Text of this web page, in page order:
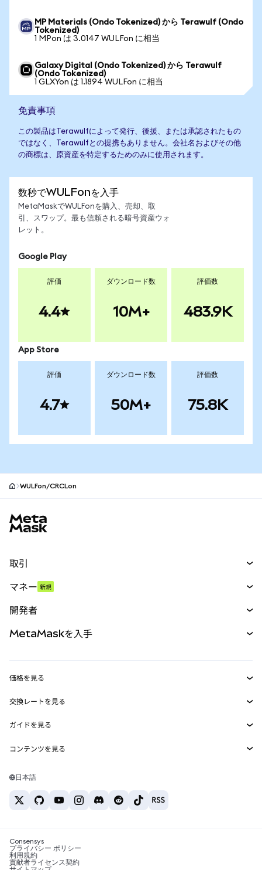
MP Materials (Ondo Tokenized) から Terawulf (Ondo
Tokenized)
1 MPon は 3.0147 WULFon に相当
Galaxy Digital (Ondo Tokenized) から Terawulf
(Ondo Tokenized)
1 GLXYon は 1.1894 WULFon に相当
免責事項
この製品はTerawulfによって発行、後援、または承認されたもの
ではなく、Terawulfとの提携もありません。会社名およびその他
の商標は、原資産を特定するためのみに使用されます。
数秒でWULFonを入手
MetaMaskでWULFonを購入、売却、取
引、スワップ。最も信頼される暗号資産ウォ
レット。
Google Play
評価
4.4
ダウンロード数
10M+
評価数
483.9K
App Store
評価
4.7
ダウンロード数
50M+
評価数
75.8K
WULFon/CRCLon
取引
パーペチュアル
RWA
マネー 新規
開発者
MetaMask Connect
Snaps
Web3サービス
MetaMaskを入手
セキュリティ
サポート
キャリア
お問い合わせ
価格を見る
イーサリアムの価格
Solanaの価格
Tetherの価格
交換レートを見る
ETH→USD
USDT→INR
BTC→INR
ETH→USDT
ガイドを見る
ETHの購入
USDTの購入
SHIBの購入
BNBの購入
コンテンツを見る
Solanaウォレット
税制関連ニュース
暗号資産の購入方法は？
日本語
Consensys
プライバシー ポリシー
利用規約
貢献者ライセンス契約